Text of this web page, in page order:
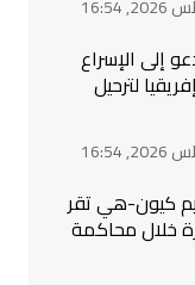
إلى الإسراع
لترحيل
كيون-هي تقر
خلال محاكمة